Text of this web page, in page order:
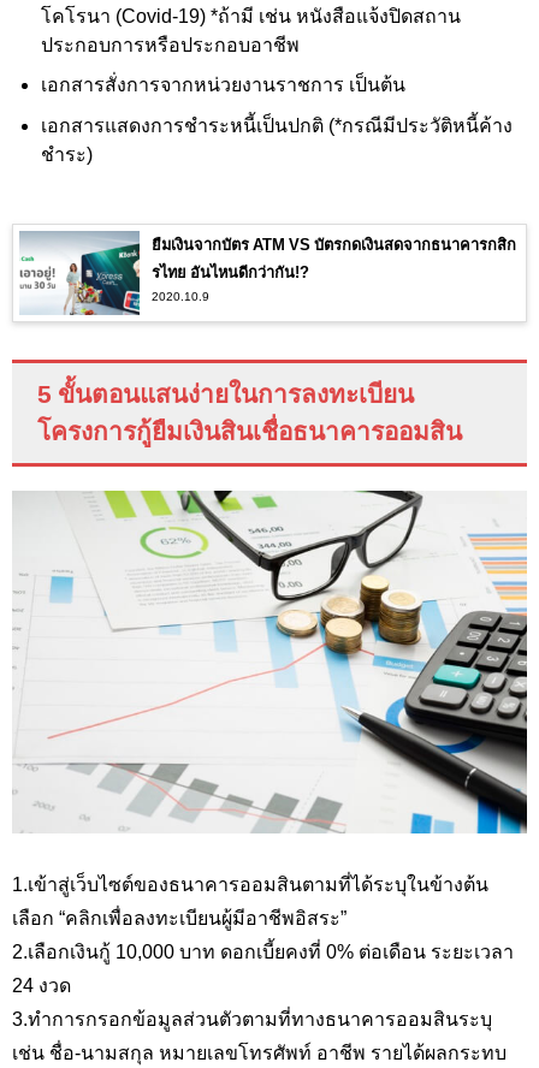
โคโรนา (Covid-19) *ถ้ามี เช่น หนังสือแจ้งปิดสถาน
ประกอบการหรือประกอบอาชีพ
เอกสารสั่งการจากหน่วยงานราชการ เป็นต้น
เอกสารแสดงการชำระหนี้เป็นปกติ (*กรณีมีประวัติหนี้ค้าง
ชำระ)
ยืมเงินจากบัตร ATM VS บัตรกดเงินสดจากธนาคารกสิก
รไทย อันไหนดีกว่ากัน!?
2020.10.9
5 ขั้นตอนแสนง่ายในการลงทะเบียน
โครงการกู้ยืมเงินสินเชื่อธนาคารออมสิน
1.เข้าสู่เว็บไซต์ของธนาคารออมสินตามที่ได้ระบุในข้างต้น
เลือก “คลิกเพื่อลงทะเบียนผู้มีอาชีพอิสระ”
2.เลือกเงินกู้ 10,000 บาท ดอกเบี้ยคงที่ 0% ต่อเดือน ระยะเวลา
24 งวด
3.ทำการกรอกข้อมูลส่วนตัวตามที่ทางธนาคารออมสินระบุ
เช่น ชื่อ-นามสกุล หมายเลขโทรศัพท์ อาชีพ รายได้ผลกระทบ